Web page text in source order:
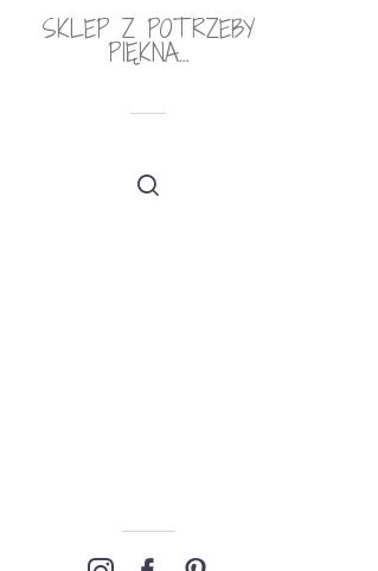
SKLEP Z POTRZEBY
PIĘKNA…